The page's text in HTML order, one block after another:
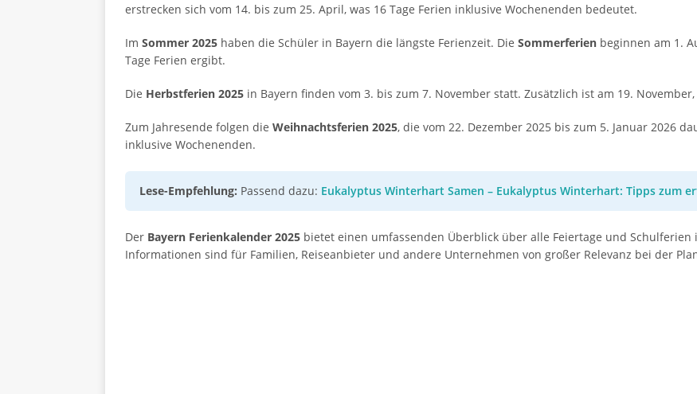
erstrecken sich vom 14. bis zum 25. April, was 16 Tage Ferien inklusive Wochenenden bedeutet.
Im Sommer 2025 haben die Schüler in Bayern die längste Ferienzeit. Die Sommerferien beginnen am 1.
Tage Ferien ergibt.
Die Herbstferien 2025 in Bayern finden vom 3. bis zum 7. November statt. Zusätzlich ist am 19.
Zum Jahresende folgen die Weihnachtsferien 2025, die vom 22. Dezember 2025 bis zum 5. Januar 2026
inklusive Wochenenden.
Lese-Empfehlung: Passend dazu: Eukalyptus Winterhart Samen – Eukalyptus Winterhart: Tipps zum
Der Bayern Ferienkalender 2025 bietet einen umfassenden Überblick über alle Feiertage und Schulferien
Informationen sind für Familien, Reiseanbieter und andere Unternehmen von großer Relevanz bei der